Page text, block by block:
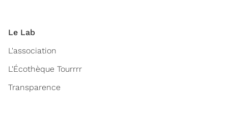
Le Lab
L'association
L'Écothèque Tourrrr
Transparence